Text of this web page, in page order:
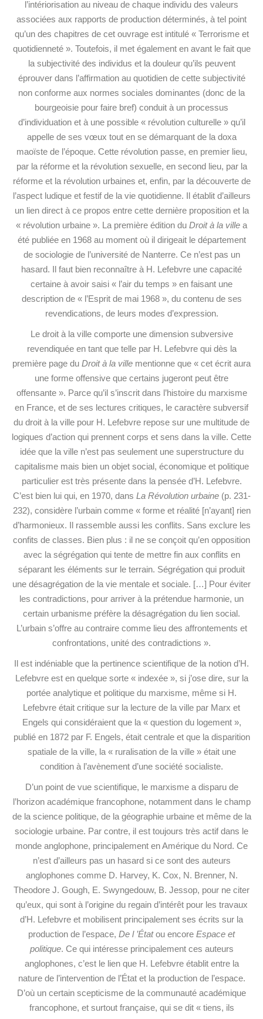
l’intériorisation au niveau de chaque individu des valeurs
associées aux rapports de production déterminés, à tel point
qu’un des chapitres de cet ouvrage est intitulé « Terrorisme et
quotidienneté ». Toutefois, il met également en avant le fait que
la subjectivité des individus et la douleur qu’ils peuvent
éprouver dans l’affirmation au quotidien de cette subjectivité
non conforme aux normes sociales dominantes (donc de la
bourgeoisie pour faire bref) conduit à un processus
d’individuation et à une possible « révolution culturelle » qu’il
appelle de ses vœux tout en se démarquant de la doxa
maoïste de l’époque. Cette révolution passe, en premier lieu,
par la réforme et la révolution sexuelle, en second lieu, par la
réforme et la révolution urbaines et, enfin, par la découverte de
l’aspect ludique et festif de la vie quotidienne. Il établit d’ailleurs
un lien direct à ce propos entre cette dernière proposition et la
« révolution urbaine ». La première édition du Droit à la ville a
été publiée en 1968 au moment où il dirigeait le département
de sociologie de l’université de Nanterre. Ce n’est pas un
hasard. Il faut bien reconnaître à H. Lefebvre une capacité
certaine à avoir saisi « l’air du temps » en faisant une
description de « l’Esprit de mai 1968 », du contenu de ses
revendications, de leurs modes d’expression.
Le droit à la ville comporte une dimension subversive
revendiquée en tant que telle par H. Lefebvre qui dès la
première page du Droit à la ville mentionne que « cet écrit aura
une forme offensive que certains jugeront peut être
offensante ». Parce qu’il s’inscrit dans l’histoire du marxisme
en France, et de ses lectures critiques, le caractère subversif
du droit à la ville pour H. Lefebvre repose sur une multitude de
logiques d’action qui prennent corps et sens dans la ville. Cette
idée que la ville n’est pas seulement une superstructure du
capitalisme mais bien un objet social, économique et politique
particulier est très présente dans la pensée d’H. Lefebvre.
C’est bien lui qui, en 1970, dans La Révolution urbaine(p. 231-
232), considère l’urbain comme « forme et réalité [n’ayant] rien
d’harmonieux. Il rassemble aussi les conflits. Sans exclure les
confits de classes. Bien plus : il ne se conçoit qu’en opposition
avec la ségrégation qui tente de mettre fin aux conflits en
séparant les éléments sur le terrain. Ségrégation qui produit
une désagrégation de la vie mentale et sociale. […] Pour éviter
les contradictions, pour arriver à la prétendue harmonie, un
certain urbanisme préfère la désagrégation du lien social.
L’urbain s’offre au contraire comme lieu des affrontements et
confrontations, unité des contradictions ».
Il est indéniable que la pertinence scientifique de la notion d’H.
Lefebvre est en quelque sorte « indexée », si j’ose dire, sur la
portée analytique et politique du marxisme, même si H.
Lefebvre était critique sur la lecture de la ville par Marx et
Engels qui considéraient que la « question du logement »,
publié en 1872 par F. Engels, était centrale et que la disparition
spatiale de la ville, la « ruralisation de la ville » était une
condition à l’avènement d’une société socialiste.
D’un point de vue scientifique, le marxisme a disparu de
l’horizon académique francophone, notamment dans le champ
de la science politique, de la géographie urbaine et même de la
sociologie urbaine. Par contre, il est toujours très actif dans le
monde anglophone, principalement en Amérique du Nord. Ce
n’est d’ailleurs pas un hasard si ce sont des auteurs
anglophones comme D. Harvey, K. Cox, N. Brenner, N.
Theodore J. Gough, E. Swyngedouw, B. Jessop, pour ne citer
qu’eux, qui sont à l’origine du regain d’intérêt pour les travaux
d’H. Lefebvre et mobilisent principalement ses écrits sur la
production de l’espace, De l ’Étatou encore Espace et
politique. Ce qui intéresse principalement ces auteurs
anglophones, c’est le lien que H. Lefebvre établit entre la
nature de l’intervention de l’État et la production de l’espace.
D’où un certain scepticisme de la communauté académique
francophone, et surtout française, qui se dit « tiens, ils